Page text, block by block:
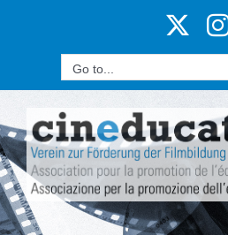
Go to...